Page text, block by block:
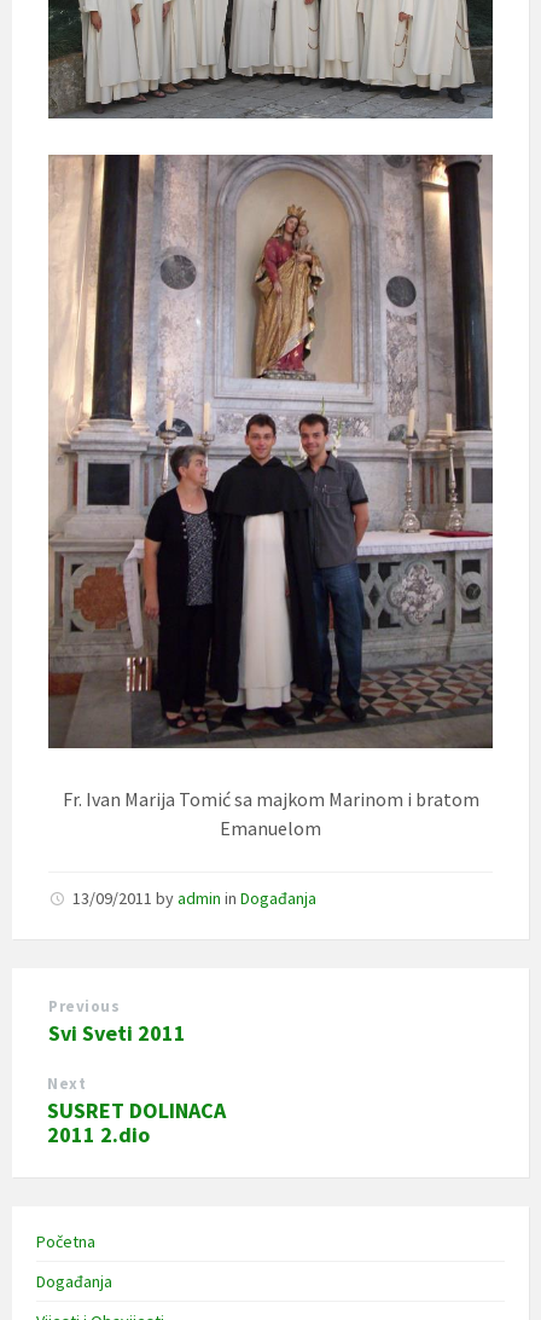
Fr. Ivan Marija Tomić sa majkom Marinom i bratom
Emanuelom
13/09/2011 byadmin in Događanja
Previous
Svi Sveti 2011
Next
SUSRET DOLINACA
2011 2.dio
Početna
Događanja